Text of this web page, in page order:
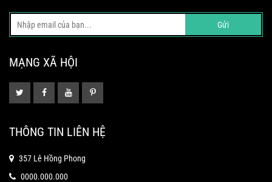
Gửi
MẠNG XÃ HỘI
THÔNG TIN LIÊN HỆ
357 Lê Hồng Phong
0000.000.000